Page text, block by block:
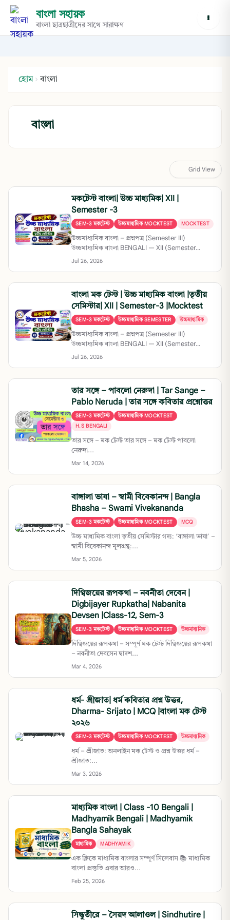
বাংলা সহায়ক
বাংলা ছাত্রছাত্রীদের সাথে সারাক্ষণ
হোম › বাংলা
বাংলা
Grid View
মকটেস্ট বাংলা| উচ্চ মাধ্যমিক| XII |
Semester -3
SEM-3 মকটেস্ট উচ্চমাধ্যমিক MOCKTEST MOCKTEST
উচ্চমাধ্যমিক বাংলা – প্রশ্নপত্র (Semester III)
উচ্চমাধ্যমিক বাংলা BENGALI — XII (Semester...
Jul 26, 2026
বাংলা মক টেস্ট | উচ্চ মাধ্যমিক বাংলা |তৃতীয়
সেমিস্টার| XII | Semester-3 |Mocktest
SEM-3 মকটেস্ট উচ্চমাধ্যমিক SEMESTER উচ্চমাধ্যমিক
উচ্চমাধ্যমিক বাংলা – প্রশ্নপত্র (Semester III)
উচ্চমাধ্যমিক বাংলা BENGALI — XII (Semester...
Jul 26, 2026
তার সঙ্গে – পাবলো নেরুদা | Tar Sange –
Pablo Neruda | তার সঙ্গে কবিতার প্রশ্নোত্তর
SEM-3 মকটেস্ট
উচ্চমাধ্যমিক MOCKTEST
H.S BENGALI
তার সঙ্গে – মক টেস্ট তার সঙ্গে – মক টেস্ট পাবলো
নেরুদা...
Mar 14, 2026
বাঙ্গালা ভাষা – স্বামী বিবেকানন্দ | Bangla
Bhasha – Swami Vivekananda
SEM-3 মকটেস্ট উচ্চমাধ্যমিক MOCKTEST MCQ
উচ্চ মাধ্যমিক বাংলা তৃতীয় সেমিস্টার গদ্য: ‘বাঙ্গালা ভাষা’ –
স্বামী বিবেকানন্দ মূলগ্রন্থ:...
Mar 5, 2026
দিগ্বিজয়ের রূপকথা – নবনীতা দেবেন |
Digbijayer Rupkatha| Nabanita
Devsen |Class-12, Sem-3
SEM-3 মকটেস্ট উচ্চমাধ্যমিক MOCKTEST উচ্চমাধ্যমিক
দিগ্বিজয়ের রূপকথা – সম্পূর্ণ মক টেস্ট দিগ্বিজয়ের রূপকথা
– নবনীতা দেবসেন দ্বাদশ...
Mar 4, 2026
ধর্ম- শ্রীজাত| ধর্ম কবিতার প্রশ্ন উত্তর,
Dharma- Srijato | MCQ |বাংলা মক টেস্ট
২০২৬
SEM-3 মকটেস্ট উচ্চমাধ্যমিক MOCKTEST উচ্চমাধ্যমিক
ধর্ম – শ্রীজাত: অনলাইন মক টেস্ট ও প্রশ্ন উত্তর ধর্ম –
শ্রীজাত:...
Mar 3, 2026
মাধ্যমিক বাংলা | Class -10 Bengali |
Madhyamik Bengali | Madhyamik
Bangla Sahayak
মাধ্যমিক MADHYAMIK
এক ক্লিকে মাধ্যমিক বাংলার সম্পূর্ণ সিলেবাস 📚 মাধ্যমিক
বাংলা প্রস্তুতি এবার আরও...
Feb 25, 2026
সিন্ধুতীরে – সৈয়দ আলাওল | Sindhutire |